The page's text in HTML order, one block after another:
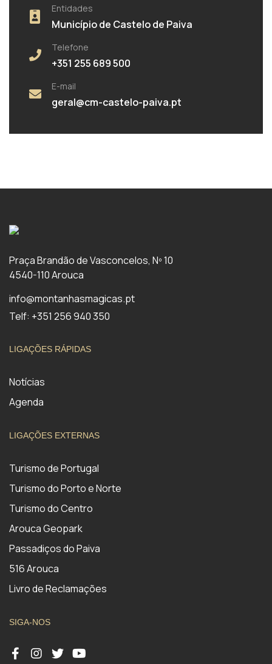
Entidades
Município de Castelo de Paiva
Telefone
+351 255 689 500
E-mail
geral@cm-castelo-paiva.pt
Praça Brandão de Vasconcelos, Nº 10
4540-110 Arouca
info@montanhasmagicas.pt
Telf: +351 256 940 350
LIGAÇÕES RÁPIDAS
Notícias
Agenda
LIGAÇÕES EXTERNAS
Turismo de Portugal
Turismo do Porto e Norte
Turismo do Centro
Arouca Geopark
Passadiços do Paiva
516 Arouca
Livro de Reclamações
SIGA-NOS